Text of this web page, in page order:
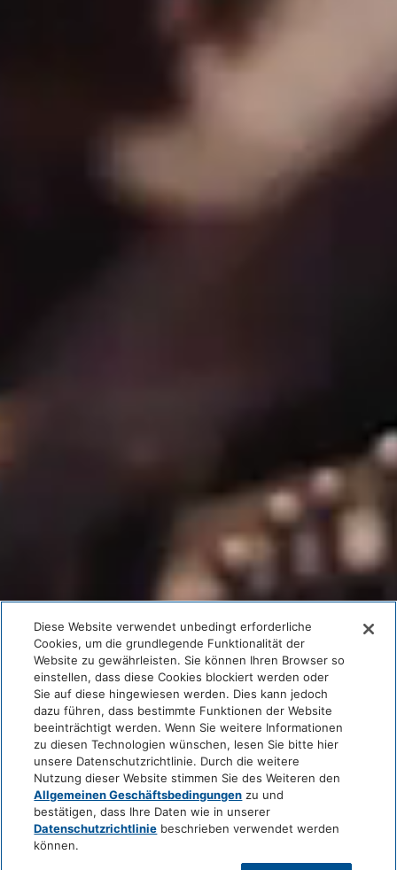
Diese Website verwendet unbedingt erforderliche
Cookies, um die grundlegende Funktionalität der
Website zu gewährleisten. Sie können Ihren Browser so
einstellen, dass diese Cookies blockiert werden oder
Sie auf diese hingewiesen werden. Dies kann jedoch
dazu führen, dass bestimmte Funktionen der Website
beeinträchtigt werden. Wenn Sie weitere Informationen
zu diesen Technologien wünschen, lesen Sie bitte hier
unsere Datenschutzrichtlinie. Durch die weitere
Nutzung dieser Website stimmen Sie des Weiteren den
Allgemeinen Geschäftsbedingungen zu und
bestätigen, dass Ihre Daten wie in unserer
Datenschutzrichtlinie beschrieben verwendet werden
können.